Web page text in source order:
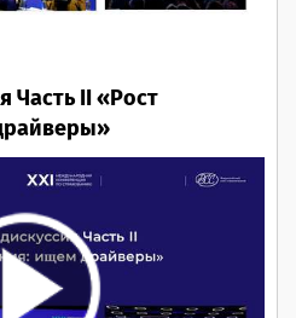
Часть II «Рост